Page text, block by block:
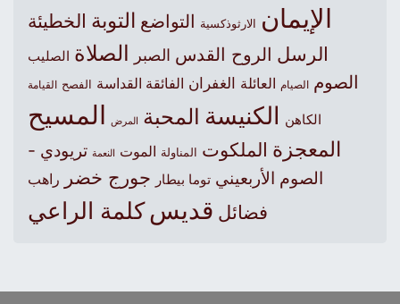
الإيمان الارثوذكسية التواضع التوبة الخطيئة
الرسل الروح القدس الصبر الصلاة الصليب
الصوم الصيام العائلة الغفران الفائقة القداسة الفصح القيامة
الكاهن الكنيسةالمحبة المرض المسيح
المعجزة الملكوت المناولة الموت النعمة تريودي -
الصوم الأربعيني توما بيطار جورج خضر راهب
فضائل قديس كلمة الراعي